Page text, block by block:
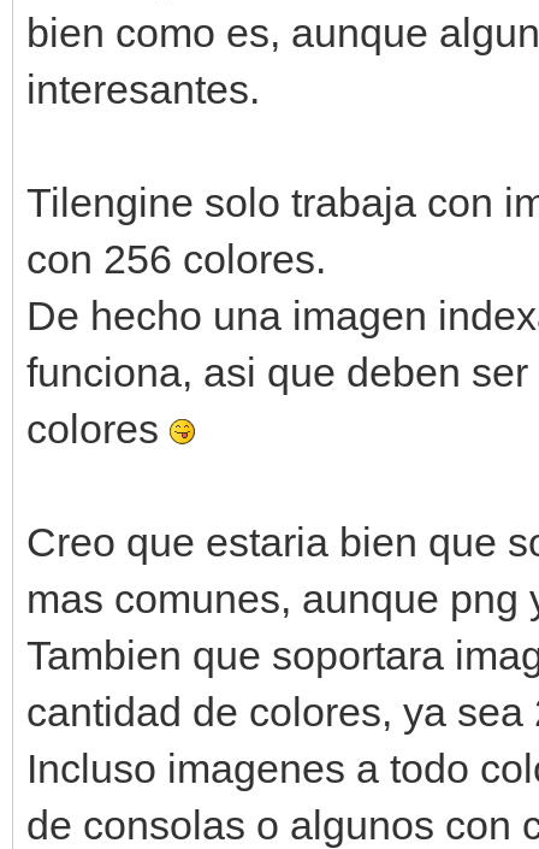
bien como es, aunque
interesantes.
Tilengine solo trabaja con
con 256 colores.
De hecho una imagen
funciona, asi que deben
colores
Creo que estaria bien que
mas comunes, aunque
Tambien que soportara
cantidad de colores, ya sea
Incluso imagenes a todo
de consolas o algunos con